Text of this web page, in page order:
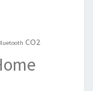
CO2